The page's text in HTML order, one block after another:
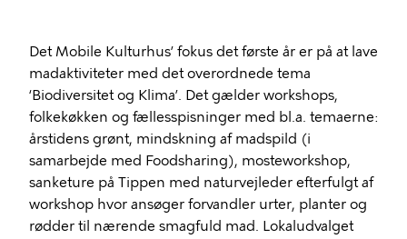
Det Mobile Kulturhus’ fokus det første år er på at lave
madaktiviteter med det overordnede tema
‘Biodiversitet og Klima’. Det gælder workshops,
folkekøkken og fællesspisninger med bl.a. temaerne:
årstidens grønt, mindskning af madspild (i
samarbejde med Foodsharing), mosteworkshop,
sanketure på Tippen med naturvejleder efterfulgt af
workshop hvor ansøger forvandler urter, planter og
rødder til nærende smagfuld mad. Lokaludvalget